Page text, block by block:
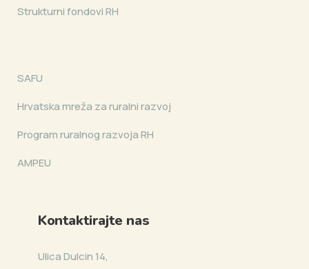
Strukturni fondovi RH
SAFU
Hrvatska mreža za ruralni razvoj
Program ruralnog razvoja RH
AMPEU
Kontaktirajte nas
Ulica Dulcin 14,